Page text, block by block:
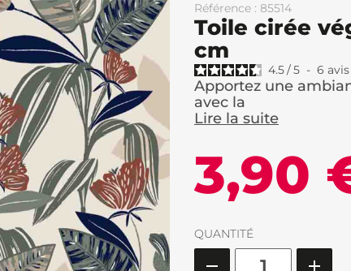
Référence : 85514
Toile cirée
cm
4.5/5 - 6 avis
Apportez une
avec la
Lire la suite
3,90
QUANTITÉ